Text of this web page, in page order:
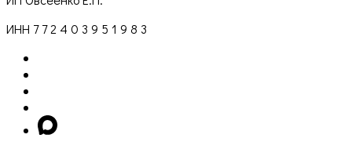
ИНН 7 7 2 4 0 3 9 5 1 9 8 3